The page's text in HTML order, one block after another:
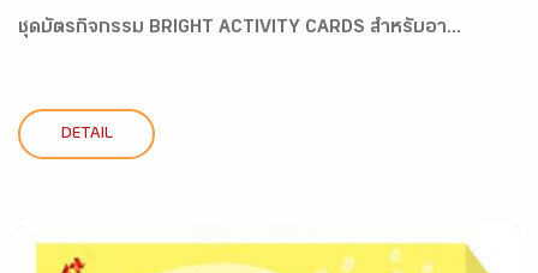
ชุดบัตรกิจกรรม BRIGHT ACTIVITY CARDS สำหรับอา...
DETAIL